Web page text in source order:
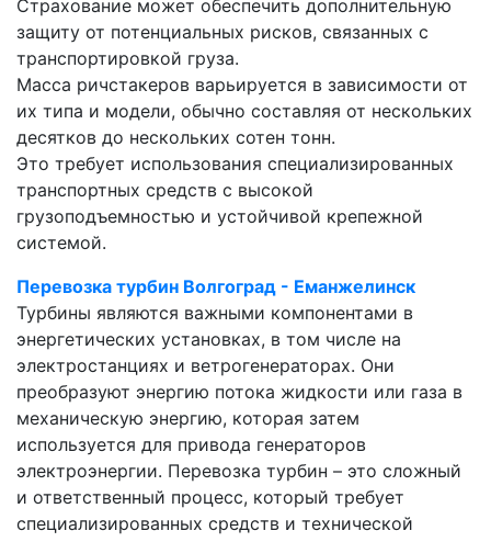
Страхование может обеспечить дополнительную
защиту от потенциальных рисков, связанных с
транспортировкой груза.
Масса ричстакеров варьируется в зависимости от
их типа и модели, обычно составляя от нескольких
десятков до нескольких сотен тонн.
Это требует использования специализированных
транспортных средств с высокой
грузоподъемностью и устойчивой крепежной
системой.
Перевозка турбин Волгоград - Еманжелинск
Турбины являются важными компонентами в
энергетических установках, в том числе на
электростанциях и ветрогенераторах. Они
преобразуют энергию потока жидкости или газа в
механическую энергию, которая затем
используется для привода генераторов
электроэнергии. Перевозка турбин – это сложный
и ответственный процесс, который требует
специализированных средств и технической